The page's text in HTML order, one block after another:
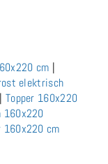
cm |
elektrisch
| Topper 160x220
160x220
160x220 cm